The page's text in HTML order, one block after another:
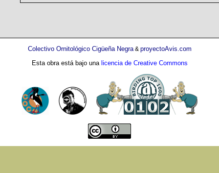
Colectivo Ornitológico Cigüeña Negra& proyectoAvis.com
Esta obra está bajo una licencia de Creative Commons